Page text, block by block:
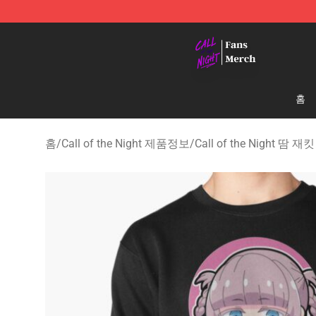
홈
홈/Call of the Night 제품정보/Call of the Night 땀 재킷